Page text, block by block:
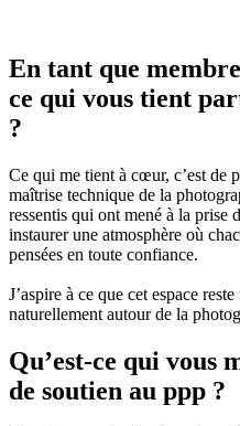
En tant que
ce qui vous tient
?
Ce qui me tient à cœur, c’est de
maîtrise technique de la
ressentis qui ont mené à la prise
instaurer une atmosphère où
pensées en toute confiance.
J’aspire à ce que cet espace
naturellement autour de la
Qu’est-ce qui vous
de soutien au ppp ?